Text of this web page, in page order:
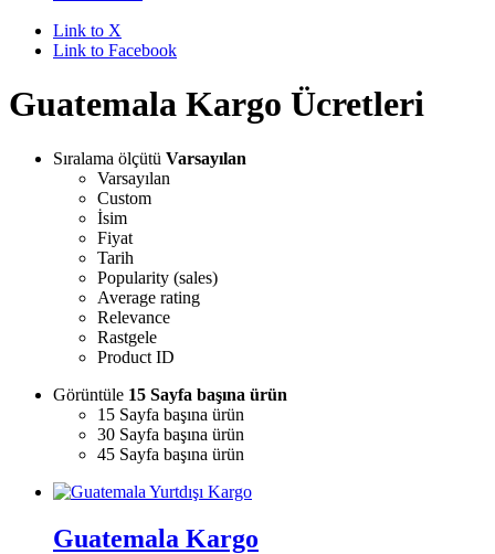
Link to X
Link to Facebook
Guatemala Kargo Ücretleri
Sıralama ölçütü Varsayılan
Varsayılan
Custom
İsim
Fiyat
Tarih
Popularity (sales)
Average rating
Relevance
Rastgele
Product ID
Görüntüle 15 Sayfa başına ürün
15 Sayfa başına ürün
30 Sayfa başına ürün
45 Sayfa başına ürün
Guatemala Kargo